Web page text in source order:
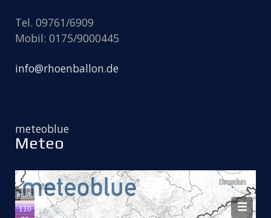
Tel. 09761/6909
Mobil: 0175/9000445
info@rhoenballon.de
meteoblue
Meteo